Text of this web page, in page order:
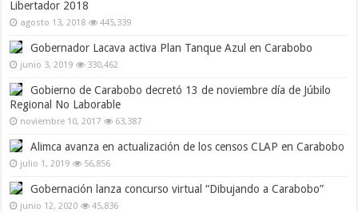
Libertador 2018
agosto 13, 2018 445,339
Gobernador Lacava activa Plan Tanque Azul en Carabobo
junio 3, 2019 330,462
Gobierno de Carabobo decretó 13 de noviembre día de Júbilo
Regional No Laborable
noviembre 10, 2017 63,387
Alimca avanza en actualización de los censos CLAP en Carabobo
julio 1, 2019 56,856
Gobernación lanza concurso virtual “Dibujando a Carabobo”
junio 12, 2020 45,836